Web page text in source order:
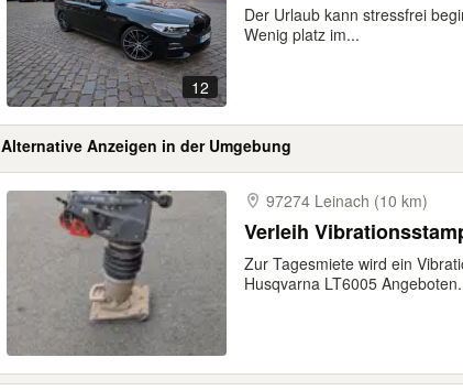
12
Der Urlaub kann stressfrei
Wenig platz im...
Alternative Anzeigen in der Umgebung
97274 Leinach (10 km)
Verleih
Zur Tagesmiete wird ein
Husqvarna LT6005